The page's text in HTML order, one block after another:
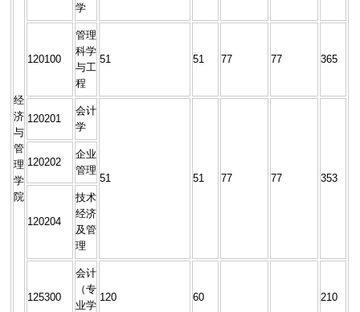
经
济
与
管
理
学
院
学
120100
管理
科学
与工
程
51 51 77 77 365
120201
会计
学
51 51 77 77 353
120202
企业
管理
120204
技术
经济
及管
理
125300
会计
（专
业学
120 60 210